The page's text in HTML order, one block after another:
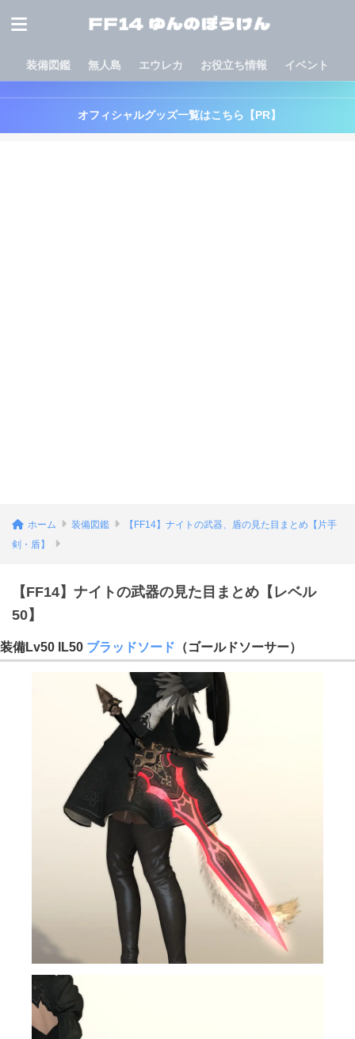
装備図鑑 無人島 エウレカ お役立ち情報 イベント
オフィシャルグッズ一覧はこちら【PR】
ホーム 装備図鑑
【FF14】ナイトの武器、盾の見た目まとめ【片手
剣・盾】
【FF14】ナイトの武器の見た目まとめ【レベル
50】
装備Lv50 IL50 ブラッドソード （ゴールドソーサー）